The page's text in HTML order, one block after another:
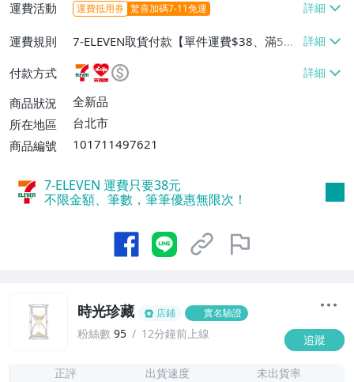
運費活動 運費抵用券 驚喜加碼7-11免運
運費規則
7-ELEVEN取貨付款【單件運費$38、滿5件
或消費滿$1298免運費】、7-ELEVEN取貨
不付款【免運費】、萊爾富取貨付款【單件
運費$60、滿5件或消費滿$1298免運
費】、宅配/貨運【單件運費$120、滿5件
付款方式
商品狀況
全新品
所在地區
台北市
商品編號
101711497621
7-ELEVEN 運費只要38元
不限金額、筆數，筆筆優惠無限次！
時光珍藏 店鋪 實名驗證
粉絲數 95 12分鐘前上線 追蹤
正評 出貨速度 未出貨率